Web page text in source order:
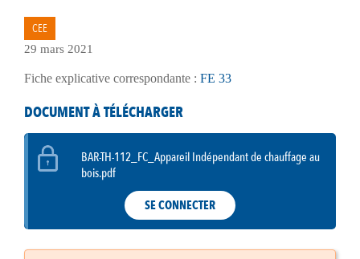
CEE
29 mars 2021
Fiche explicative correspondante : FE 33
DOCUMENT À TÉLÉCHARGER
BAR-TH-112_FC_Appareil Indépendant de chauffage au
bois.pdf
SE CONNECTER